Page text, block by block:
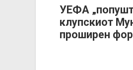
УЕФА
клупскиот
проширен